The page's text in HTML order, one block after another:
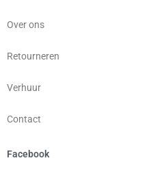
Over ons
Retourneren
Verhuur
Contact
Facebook